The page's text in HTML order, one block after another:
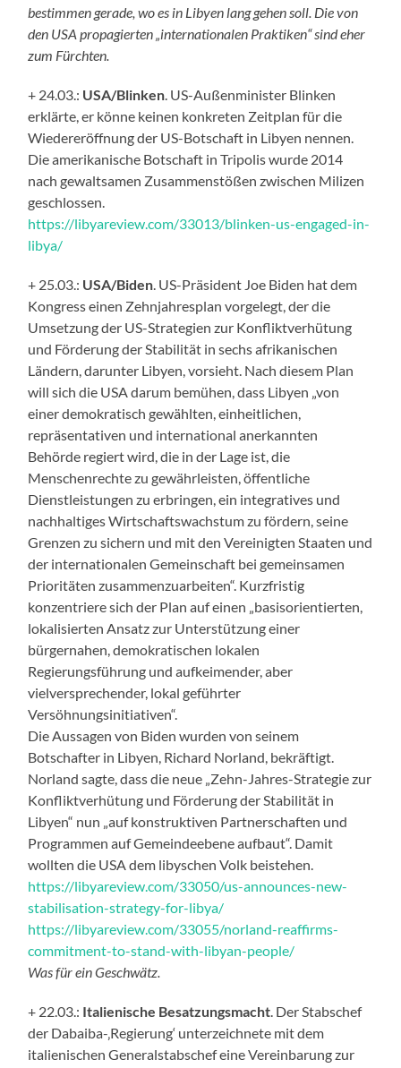
bestimmen gerade, wo es in Libyen lang gehen soll. Die von
den USA propagierten „internationalen Praktiken“ sind eher
zum Fürchten.
+ 24.03.: USA/Blinken . US-Außenminister Blinken
erklärte, er könne keinen konkreten Zeitplan für die
Wiedereröffnung der US-Botschaft in Libyen nennen.
Die amerikanische Botschaft in Tripolis wurde 2014
nach gewaltsamen Zusammenstößen zwischen Milizen
geschlossen.
https://libyareview.com/33013/blinken-us-engaged-in-
libya/
+ 25.03.: USA/Biden . US-Präsident Joe Biden hat dem
Kongress einen Zehnjahresplan vorgelegt, der die
Umsetzung der US-Strategien zur Konfliktverhütung
und Förderung der Stabilität in sechs afrikanischen
Ländern, darunter Libyen, vorsieht. Nach diesem Plan
will sich die USA darum bemühen, dass Libyen „von
einer demokratisch gewählten, einheitlichen,
repräsentativen und international anerkannten
Behörde regiert wird, die in der Lage ist, die
Menschenrechte zu gewährleisten, öffentliche
Dienstleistungen zu erbringen, ein integratives und
nachhaltiges Wirtschaftswachstum zu fördern, seine
Grenzen zu sichern und mit den Vereinigten Staaten und
der internationalen Gemeinschaft bei gemeinsamen
Prioritäten zusammenzuarbeiten“. Kurzfristig
konzentriere sich der Plan auf einen „basisorientierten,
lokalisierten Ansatz zur Unterstützung einer
bürgernahen, demokratischen lokalen
Regierungsführung und aufkeimender, aber
vielversprechender, lokal geführter
Versöhnungsinitiativen“.
Die Aussagen von Biden wurden von seinem
Botschafter in Libyen, Richard Norland, bekräftigt.
Norland sagte, dass die neue „Zehn-Jahres-Strategie zur
Konfliktverhütung und Förderung der Stabilität in
Libyen“ nun „auf konstruktiven Partnerschaften und
Programmen auf Gemeindeebene aufbaut“. Damit
wollten die USA dem libyschen Volk beistehen.
https://libyareview.com/33050/us-announces-new-
stabilisation-strategy-for-libya/
https://libyareview.com/33055/norland-reaffirms-
commitment-to-stand-with-libyan-people/
Was für ein Geschwätz.
+ 22.03.: Italienische Besatzungsmacht . Der Stabschef
der Dabaiba-‚Regierung‘ unterzeichnete mit dem
italienischen Generalstabschef eine Vereinbarung zur